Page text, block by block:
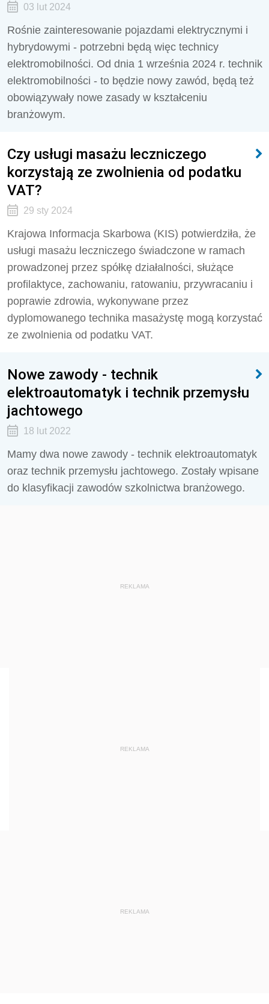
03 lut 2024
Rośnie zainteresowanie pojazdami elektrycznymi i
hybrydowymi - potrzebni będą więc technicy
elektromobilności. Od dnia 1 września 2024 r. technik
elektromobilności - to będzie nowy zawód, będą też
obowiązywały nowe zasady w kształceniu
branżowym.
Czy usługi masażu leczniczego
korzystają ze zwolnienia od podatku
VAT?
29 sty 2024
Krajowa Informacja Skarbowa (KIS) potwierdziła, że
usługi masażu leczniczego świadczone w ramach
prowadzonej przez spółkę działalności, służące
profilaktyce, zachowaniu, ratowaniu, przywracaniu i
poprawie zdrowia, wykonywane przez
dyplomowanego technika masażystę mogą korzystać
ze zwolnienia od podatku VAT.
Nowe zawody - technik
elektroautomatyk i technik przemysłu
jachtowego
18 lut 2022
Mamy dwa nowe zawody - technik elektroautomatyk
oraz technik przemysłu jachtowego. Zostały wpisane
do klasyfikacji zawodów szkolnictwa branżowego.
REKLAMA
REKLAMA
REKLAMA